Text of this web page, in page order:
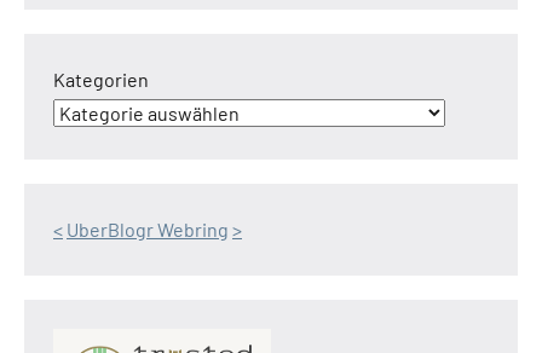
Kategorien
< UberBlogr Webring >